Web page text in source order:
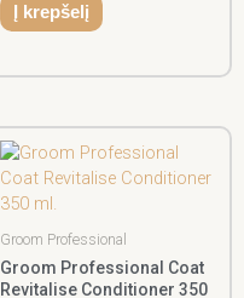
Į krepšelį
Groom Professional
Groom Professional Coat
Revitalise Conditioner 350